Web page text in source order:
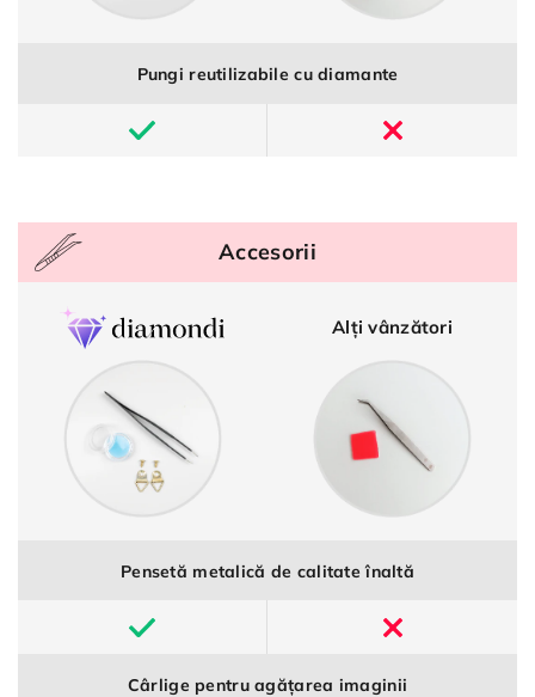
Pungi reutilizabile cu diamante
Accesorii
Alți vânzători
Pensetă metalică de calitate înaltă
Cârlige pentru agățarea imaginii